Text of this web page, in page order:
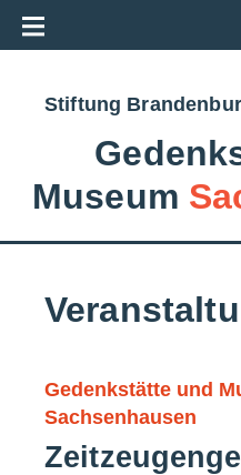
Stiftung
Museum
Gedenkstätte und
Sachsenhausen